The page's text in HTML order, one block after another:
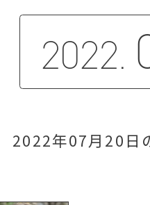
2022.
2022年07月20日